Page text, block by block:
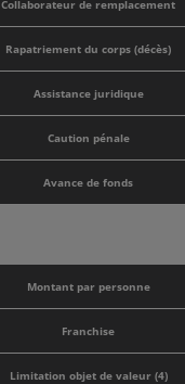
Collaborateur de remplacement
Rapatriement du corps (décès)
Assistance juridique
Caution pénale
Avance de fonds
Montant par personne
Franchise
Limitation objet de valeur (4)